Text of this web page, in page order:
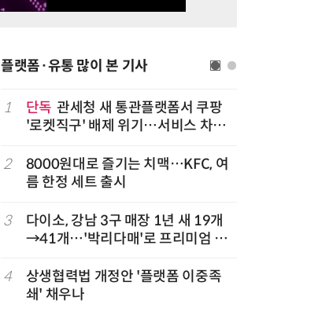
플랫폼·유통 많이 본 기사
1 단독 관세청 새 통관플랫폼서 쿠팡
'로켓직구' 배제 위기…서비스 차질
2
8000원대로 즐기는 치맥…KFC, 여
름 한정 세트 출시
3
다이소, 강남 3구 매장 1년 새 19개
→41개…'박리다매'로 프리미엄 상
4
상생협력법 개정안 '플랫폼 이중족
쇄' 채우나